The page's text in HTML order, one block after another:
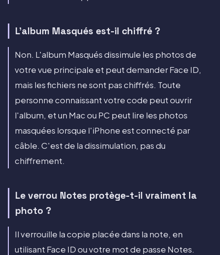
L'album Masqués est-il chiffré ?
Non. L'album Masqués dissimule les photos de
votre vue principale et peut demander Face ID,
mais les fichiers ne sont pas chiffrés. Toute
personne connaissant votre code peut ouvrir
l'album, et un Mac ou PC peut lire les photos
masquées lorsque l'iPhone est connecté par
câble. C'est de la dissimulation, pas du
chiffrement.
Le verrou Notes protège-t-il vraiment la
photo ?
Il verrouille la copie placée dans la note, en
utilisant Face ID ou votre mot de passe Notes.